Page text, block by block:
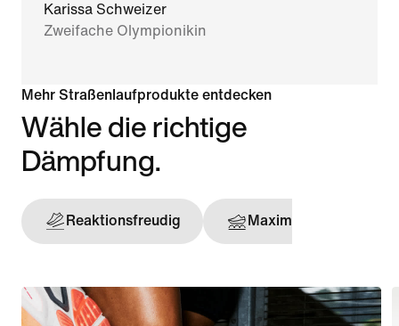
Karissa Schweizer
Zweifache Olympionikin
Mehr Straßenlaufprodukte entdecken
Wähle die richtige
Dämpfung.
Reaktionsfreudig Maximal